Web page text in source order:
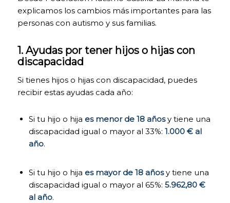
explicamos los cambios más importantes para las
personas con autismo y sus familias.
1. Ayudas por tener hijos o hijas con
discapacidad
Si tienes hijos o hijas con discapacidad, puedes
recibir estas ayudas cada año:
Si tu hijo o hija es menor de 18 añosy tiene una
discapacidad igual o mayor al 33%: 1.000 € al
año.
Si tu hijo o hija es mayor de 18 añosy tiene una
discapacidad igual o mayor al 65%: 5.962,80 €
al año.
página web
pueda
funcionar.
Las cookies
técnicas son
necesarias para
que nuestra
puedas
navegar por la
misma. Este
por ejemplo,
nos permiten
identificarte,
darte acceso a